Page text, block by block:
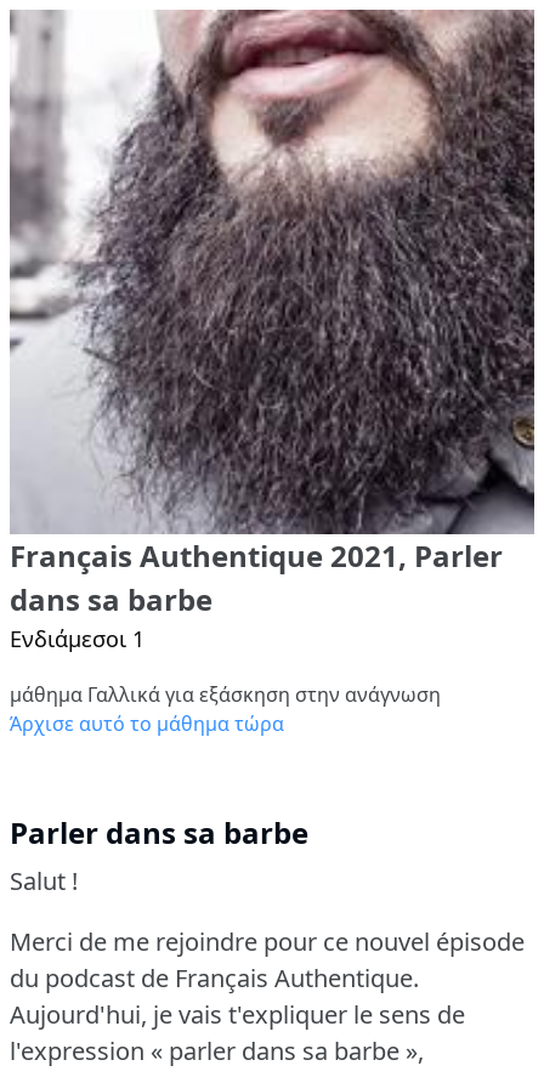
Français Authentique 2021, Parler
dans sa barbe
Ενδιάμεσοι 1
μάθημα Γαλλικά για εξάσκηση στην ανάγνωση
Άρχισε αυτό το μάθημα τώρα
Parler dans sa barbe
Salut !
Merci de me rejoindre pour ce nouvel épisode
du podcast de Français Authentique.
Aujourd'hui, je vais t'expliquer le sens de
l'expression « parler dans sa barbe »,